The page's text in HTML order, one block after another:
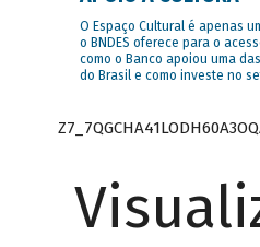
O Espaço Cultural é apenas
o BNDES oferece para o
como o Banco apoiou uma
do Brasil e como investe no